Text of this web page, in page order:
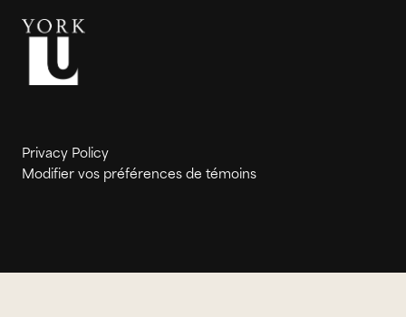
Privacy Policy
Modifier vos préférences de témoins